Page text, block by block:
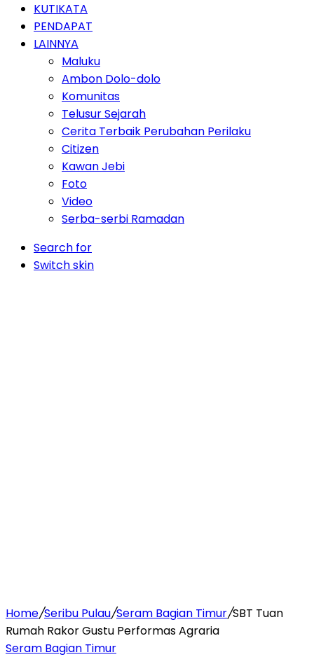
KUTIKATA
PENDAPAT
LAINNYA
Maluku
Ambon Dolo-dolo
Komunitas
Telusur Sejarah
Cerita Terbaik Perubahan Perilaku
Citizen
Kawan Jebi
Foto
Video
Serba-serbi Ramadan
Search for
Switch skin
Home/Seribu Pulau/Seram Bagian Timur/SBT Tuan
Rumah Rakor Gustu Performas Agraria
Seram Bagian Timur